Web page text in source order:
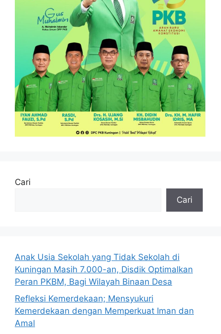
Cari
Cari
Anak Usia Sekolah yang Tidak Sekolah di
Kuningan Masih 7.000-an, Disdik Optimalkan
Peran PKBM, Bagi Wilayah Binaan Desa
Refleksi Kemerdekaan; Mensyukuri
Kemerdekaan dengan Memperkuat Iman dan
Amal